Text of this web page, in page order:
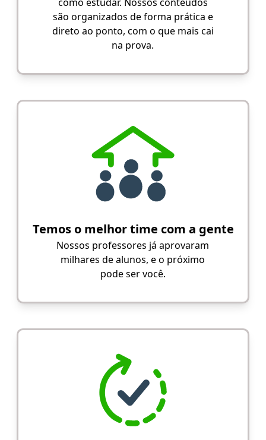
são organizados de forma prática e
direto ao ponto, com o que mais cai
na prova.
Temos o melhor time com a gente
Nossos professores já aprovaram
milhares de alunos, e o próximo
pode ser você.